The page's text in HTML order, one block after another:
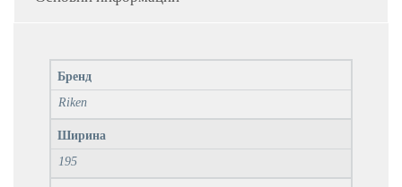
Бренд
Riken
Ширина
195